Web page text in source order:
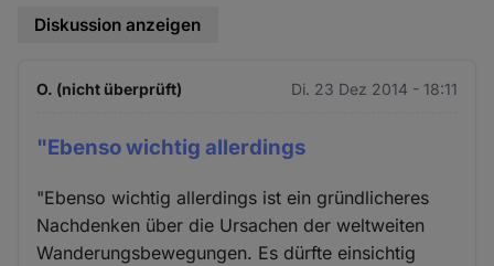
Diskussion anzeigen
O. (nicht überprüft) Di. 23 Dez 2014 - 18:11
"Ebenso wichtig allerdings
"Ebenso wichtig allerdings ist ein gründlicheres
Nachdenken über die Ursachen der weltweiten
Wanderungsbewegungen. Es dürfte einsichtig